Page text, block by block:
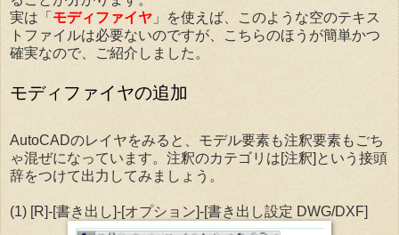
実は「 モディファイヤ 」を使えば、このような空のテキス
トファイルは必要ないのですが、こちらのほうが簡単かつ
確実なので、ご紹介しました。
モディファイヤの追加
AutoCADのレイヤをみると、モデル要素も注釈要素もごち
ゃ混ぜになっています。注釈のカテゴリは[注釈]という接頭
辞をつけて出力してみましょう。
(1) [R]-[書き出し]-[オプション]-[書き出し設定 DWG/DXF]